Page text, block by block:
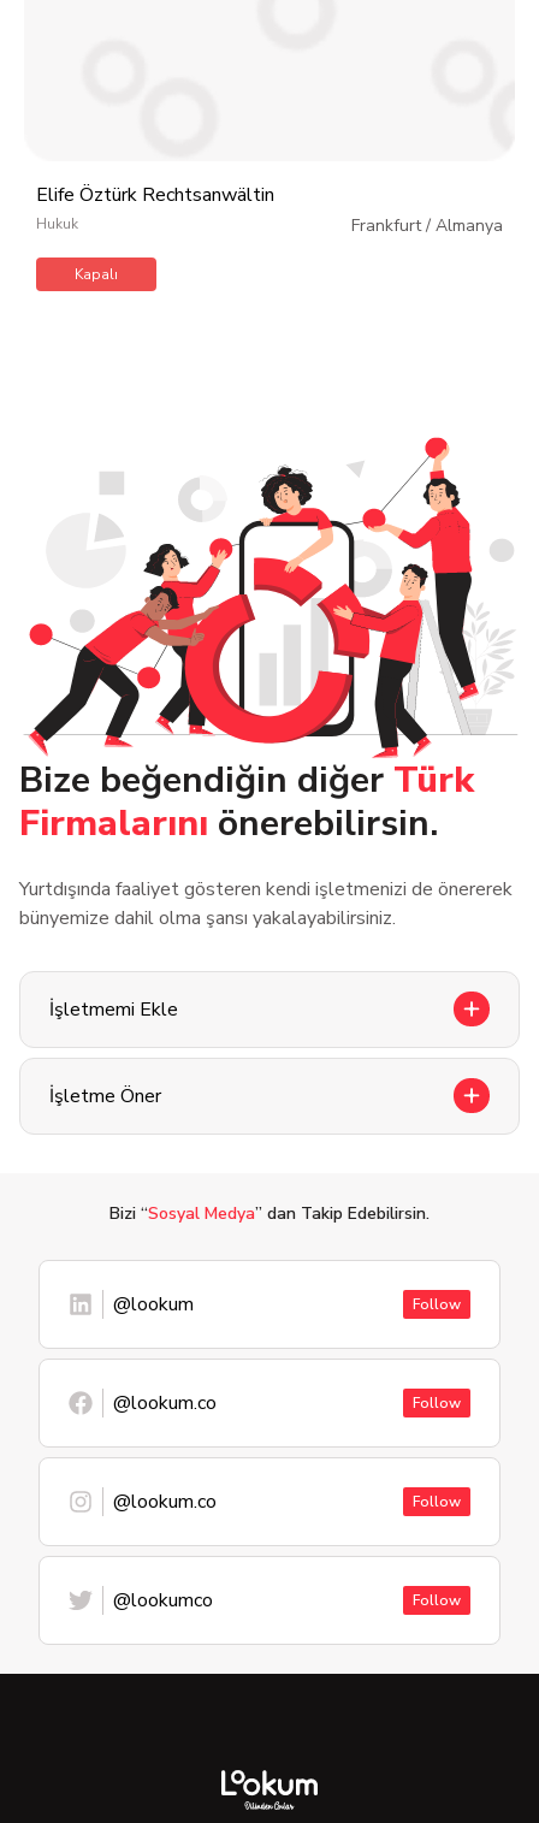
Elife Öztürk Rechtsanwältin
Hukuk Frankfurt/ Almanya
Kapalı
Bize beğendiğin diğer Türk
Firmalarını önerebilirsin.
Yurtdışında faaliyet gösteren kendi işletmenizi de önererek
bünyemize dahil olma şansı yakalayabilirsiniz.
İşletmemi Ekle
İşletme Öner
Bizi “Sosyal Medya” dan Takip Edebilirsin.
@lookum Follow
@lookum.co Follow
@lookum.co Follow
@lookumco Follow